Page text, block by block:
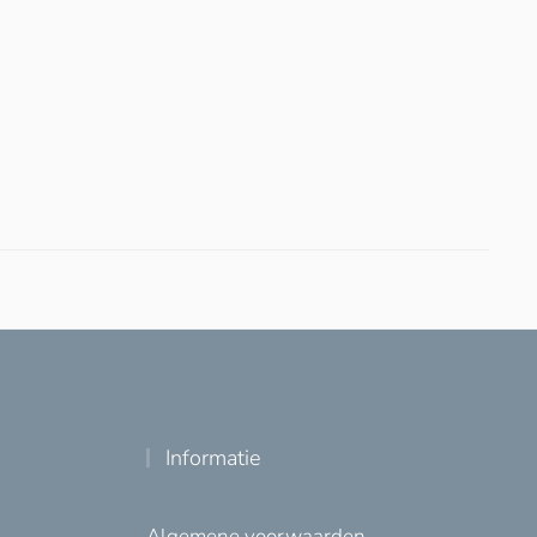
Informatie